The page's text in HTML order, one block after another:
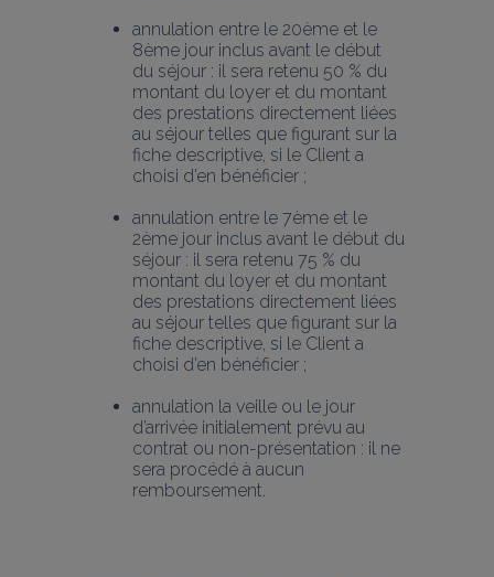
annulation entre le 20ème et le
8ème jour inclus avant le début
du séjour : il sera retenu 50 % du
montant du loyer et du montant
des prestations directement liées
au séjour telles que figurant sur la
fiche descriptive, si le Client a
choisi d’en bénéficier ;
annulation entre le 7ème et le
2ème jour inclus avant le début du
séjour : il sera retenu 75 % du
montant du loyer et du montant
des prestations directement liées
au séjour telles que figurant sur la
fiche descriptive, si le Client a
choisi d’en bénéficier ;
annulation la veille ou le jour
d’arrivée initialement prévu au
contrat ou non-présentation : il ne
sera procédé à aucun
remboursement.